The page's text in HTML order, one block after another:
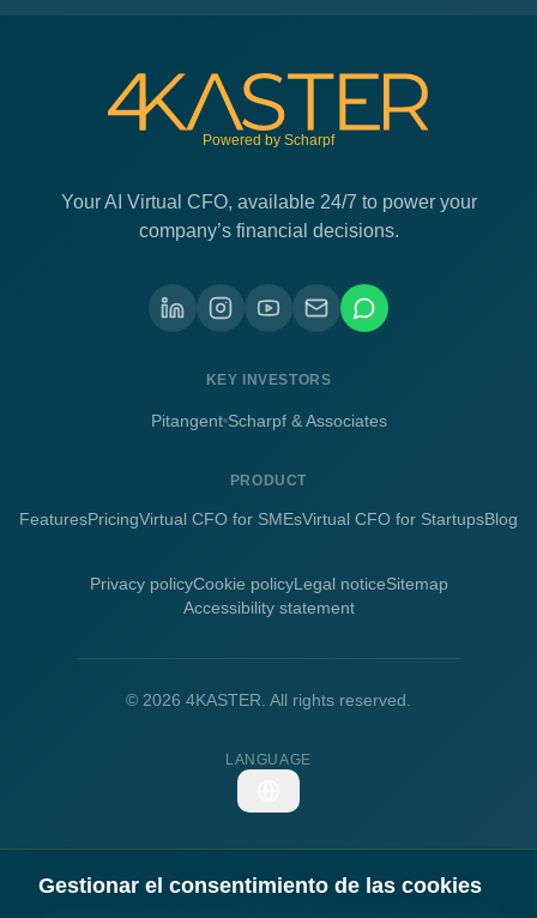
Gestionar el consentimiento de las cookies
Powered by Scharpf
Your AI Virtual CFO, available 24/7 to power your
company’s financial decisions.
KEY INVESTORS
Pitangent Scharpf & Associates
PRODUCT
FeaturesPricingVirtual CFO for SMEsVirtual CFO for StartupsBlog
Privacy policyCookie policyLegal noticeSitemap
Accessibility statement
© 2026 4KASTER. All rights reserved.
LANGUAGE